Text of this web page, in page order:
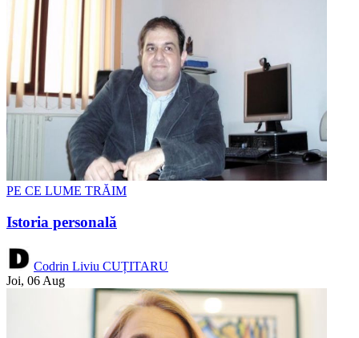
PE CE LUME TRĂIM
Istoria personală
Codrin Liviu CUȚITARU
Joi, 06 Aug